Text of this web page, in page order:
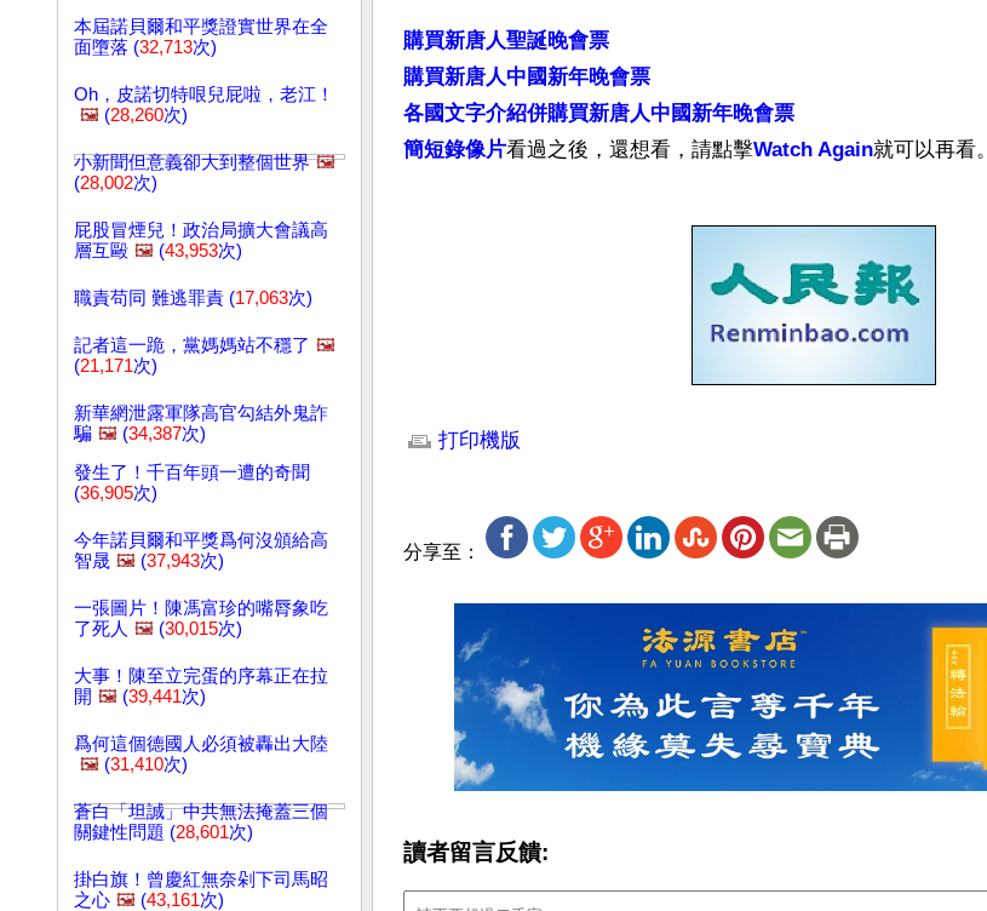
本屆諾貝爾和平獎證實世界在全
面墮落 (32,713次)
Oh，皮諾切特哏兒屁啦，老江！
🖼️ (28,260次)
小新聞但意義卻大到整個世界 🖼️
(28,002次)
屁股冒煙兒！政治局擴大會議高
層互毆 🖼️ (43,953次)
職責苟同 難逃罪責 (17,063次)
記者這一跪，黨媽媽站不穩了 🖼️
(21,171次)
新華網泄露軍隊高官勾結外鬼詐
騙 🖼️ (34,387次)
發生了！千百年頭一遭的奇聞
(36,905次)
今年諾貝爾和平獎爲何沒頒給高
智晟 🖼️ (37,943次)
一張圖片！陳馮富珍的嘴脣象吃
了死人 🖼️ (30,015次)
大事！陳至立完蛋的序幕正在拉
開 🖼️ (39,441次)
爲何這個德國人必須被轟出大陸
🖼️ (31,410次)
蒼白「坦誠」中共無法掩蓋三個
關鍵性問題 (28,601次)
掛白旗！曾慶紅無奈剁下司馬昭
之心 🖼️ (43,161次)
購買新唐人聖誕晚會票
購買新唐人中國新年晚會票
各國文字介紹併購買新唐人中國新年晚會票
簡短錄像片看過之後，還想看，請點擊Watch Again就可以再看。
打印機版
分享至：
讀者留言反饋: